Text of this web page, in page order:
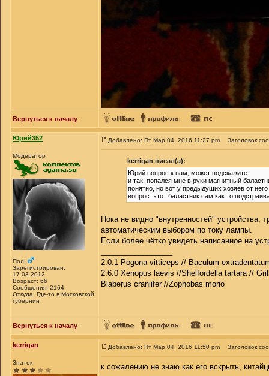
Вернуться к началу
Юрий352
Модератор
Пол:
Зарегистрирован:
17.03.2012
Возраст: 66
Сообщения: 2164
Откуда: Где-то в Московской
губернии
Добавлено: Пт Мар 04, 2016 11:27 pm Заголовок
kerrigan писал(а):
Юрий вопрос к вам, может подскажите:
и так, попался мне в руки магнитный
понятно, но вот у предыдущих хозяев от
вопрос: этот баластник сам как то
Пока не видно "внутренностей" устройства,
автоматическим выбором по току лампы.
Если более чётко увидеть написанное на
2.0.1 Pogona vitticeps // Baculum
2.6.0 Xenopus laevis //Shelfordella tartara //
Blaberus craniifer //Zophobas morio
Вернуться к началу
kerrigan
Знаток
Добавлено: Пт Мар 04, 2016 11:50 pm Заголовок
к сожалению не знаю как его вскрыть,